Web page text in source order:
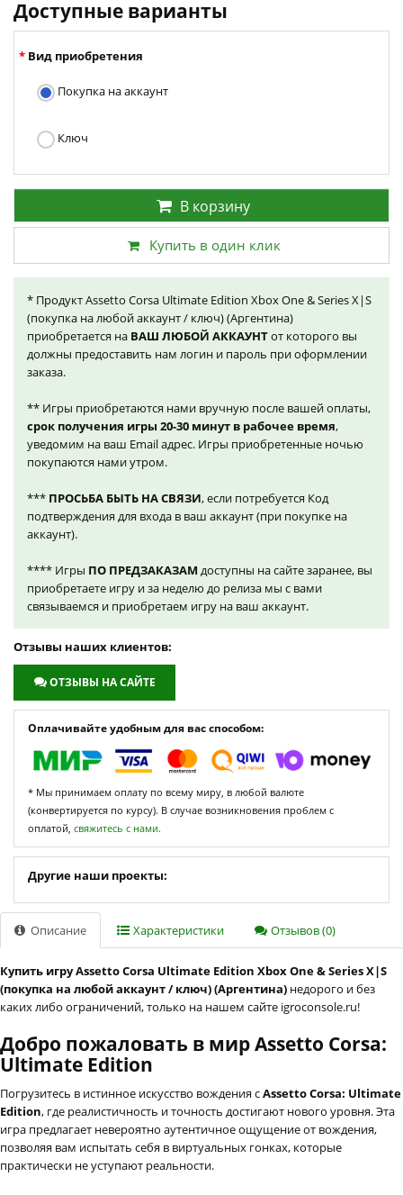
Доступные варианты
Вид приобретения
Покупка на аккаунт
Ключ
В корзину
Купить в один клик
* Продукт Assetto Corsa Ultimate Edition Xbox One & Series X|S
(покупка на любой аккаунт / ключ) (Аргентина)
приобретается на ВАШ ЛЮБОЙ АККАУНТот которого вы
должны предоставить нам логин и пароль при оформлении
заказа.
** Игры приобретаются нами вручную после вашей оплаты,
срок получения игры 20-30 минут в рабочее время,
уведомим на ваш Email адрес. Игры приобретенные ночью
покупаются нами утром.
*** ПРОСЬБА БЫТЬ НА СВЯЗИ, если потребуется Код
подтверждения для входа в ваш аккаунт (при покупке на
аккаунт).
**** Игры ПО ПРЕДЗАКАЗАМ доступны на сайте заранее, вы
приобретаете игру и за неделю до релиза мы с вами
связываемся и приобретаем игру на ваш аккаунт.
Отзывы наших клиентов:
ОТЗЫВЫ НА САЙТЕ
Оплачивайте удобным для вас способом:
* Мы принимаем оплату по всему миру, в любой валюте
(конвертируется по курсу). В случае возникновения проблем с
оплатой, свяжитесь с нами.
Другие наши проекты:
Описание Характеристики Отзывов (0)
Купить игру Assetto Corsa Ultimate Edition Xbox One & Series X|S
(покупка на любой аккаунт / ключ) (Аргентина) недорого и без
каких либо ограничений, только на нашем сайте igroconsole.ru!
Добро пожаловать в мир Assetto Corsa:
Ultimate Edition
Погрузитесь в истинное искусство вождения сAssetto Corsa: Ultimate
Edition, где реалистичность и точность достигают нового уровня. Эта
игра предлагает невероятно аутентичное ощущение от вождения,
позволяя вам испытать себя в виртуальных гонках, которые
практически не уступают реальности.